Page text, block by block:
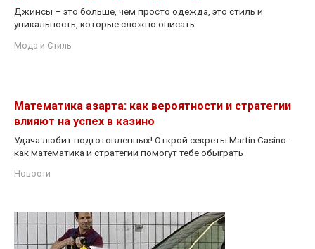
Джинсы – это больше, чем просто одежда, это стиль и
уникальность, которые сложно описать
Мода и Стиль
Математика азарта: как вероятности и стратегии
влияют на успех в казино
Удача любит подготовленных! Открой секреты Martin Casino:
как математика и стратегии помогут тебе обыграть
Новости